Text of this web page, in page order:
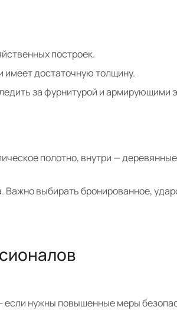
построек.
имеет достаточную толщину.
за фурнитурой и армирующими
полотно, внутри —
Важно выбирать бронированное,
если нужны повышенные меры